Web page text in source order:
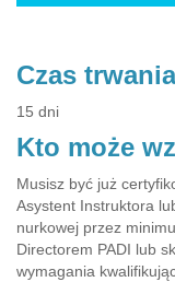
Czas trwania
15 dni
Kto może
Musisz być już
Asystent Instruktora
nurkowej przez
Directorem PADI lub
wymagania